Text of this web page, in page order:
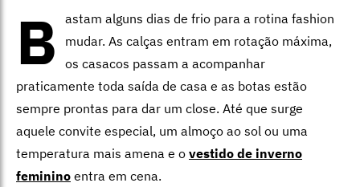
B
astam alguns dias de frio para a rotina fashion
mudar. As calças entram em rotação máxima,
os casacos passam a acompanhar
praticamente toda saída de casa e as botas estão
sempre prontas para dar um close. Até que surge
aquele convite especial, um almoço ao sol ou uma
temperatura mais amena e o vestido de inverno
feminino entra em cena.